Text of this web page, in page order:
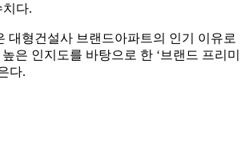
치다.
대형건설사 브랜드아파트의 인기 이유로
높은 인지도를 바탕으로 한 ‘브랜드 프리미
다.